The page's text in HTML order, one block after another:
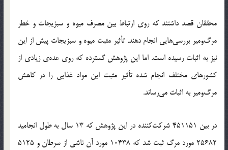
محققان قصد داشتند که روی ارتباط بین مصرف میوه و سبزیجات و خطر
مرگ‌ومیر بررسی‌هایی انجام دهند. تأثیر مثبت میوه و سبزیجات پیش از این
نیز به اثبات رسیده است. اما این پژوهش گسترده که روی عده‌ی زیادی از
کشورهای مختلف انجام ‌شده تأثیر مثبت این مواد غذایی را در کاهش
مرگ‌ومیر به اثبات می‌رساند.
در بین 451151 شرکت‌کننده در این پژوهش که 13 سال به طول انجامید
25682 مورد مرگ ثبت شد که 10438 مورد آن ناشی از سرطان و 5125